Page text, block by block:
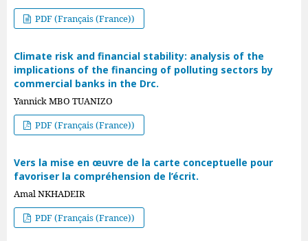
PDF (Français (France))
Climate risk and financial stability: analysis of the
implications of the financing of polluting sectors by
commercial banks in the Drc.
Yannick MBO TUANIZO
PDF (Français (France))
Vers la mise en œuvre de la carte conceptuelle pour
favoriser la compréhension de l’écrit.
Amal NKHADEIR
PDF (Français (France))